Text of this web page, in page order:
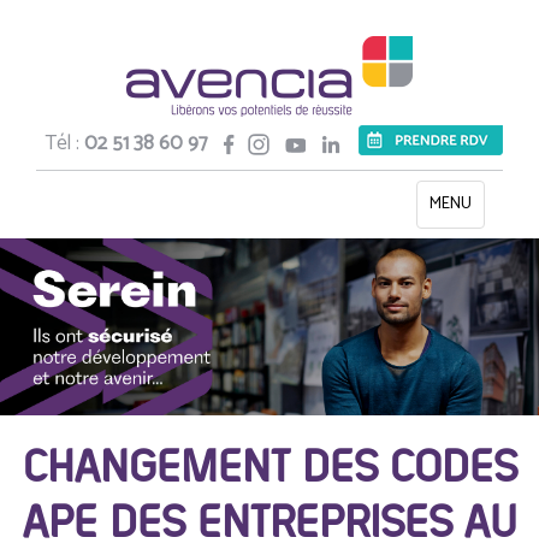
Tél :02 51 38 60 97
Toggle
navigation
MENU
CHANGEMENT DES CODES
APE DES ENTREPRISES AU